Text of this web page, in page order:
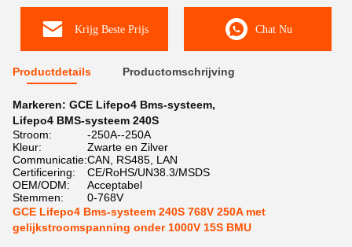
Krijg Beste Prijs Chat Nu
Productdetails Productomschrijving
Markeren: GCE Lifepo4 Bms-systeem,
Lifepo4 BMS-systeem 240S
Stroom:
-250A--250A
Kleur:
Zwarte en Zilver
Communicatie:CAN, RS485, LAN
Certificering:
CE/RoHS/UN38.3/MSDS
OEM/ODM:
Acceptabel
Stemmen:
0-768V
GCE Lifepo4 Bms-systeem 240S 768V 250A met
gelijkstroomspanning onder 1000V 15S BMU